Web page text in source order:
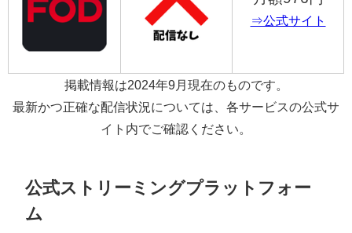
⇒公式サイト
掲載情報は2024年9月現在のものです。
最新かつ正確な配信状況については、各サービスの公式サ
イト内でご確認ください。
公式ストリーミングプラットフォー
ム